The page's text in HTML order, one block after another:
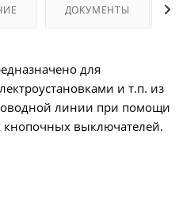
ДОКУМЕНТЫ
для
и т.п. из
линии при помощи
выключателей.